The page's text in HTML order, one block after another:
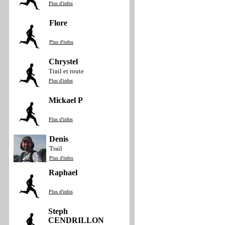
Plus d'infos
Flore
Plus d'infos
Chrystel
Trail et route
Plus d'infos
Mickael P
Plus d'infos
Denis
Trail
Plus d'infos
Raphael
Plus d'infos
Steph
CENDRILLON